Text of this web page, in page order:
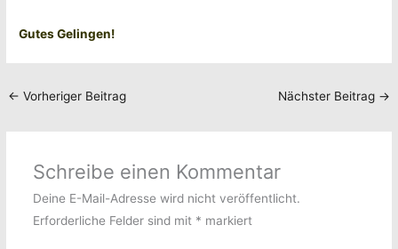
Gutes Gelingen!
← Vorheriger Beitrag Nächster Beitrag →
Schreibe einen Kommentar
Deine E-Mail-Adresse wird nicht veröffentlicht.
Erforderliche Felder sind mit * markiert